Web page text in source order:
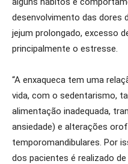
desenvolvimento das dores
jejum prolongado, excesso
principalmente o estresse.
“A enxaqueca tem uma
vida, com o sedentarismo,
alimentação inadequada,
ansiedade) e alterações
temporomandibulares. Por
dos pacientes é realizado